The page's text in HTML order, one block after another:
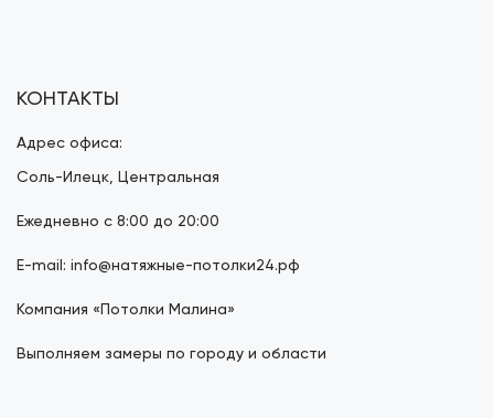
КОНТАКТЫ
Адрес офиса:
Соль-Илецк, Центральная
Ежедневно с 8:00 до 20:00
E-mail: info@натяжные-потолки24.рф
Компания «Потолки Малина»
Выполняем замеры по городу и области